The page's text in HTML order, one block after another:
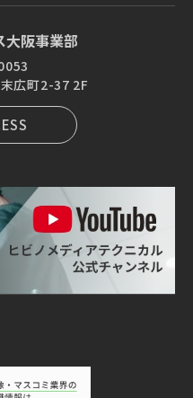
大阪事業部
広町2-37 2F